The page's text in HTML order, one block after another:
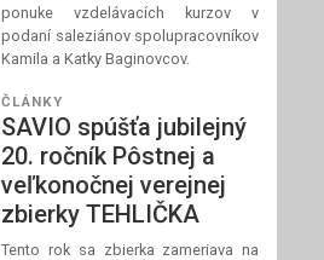
ponuke vzdelávacích kurzov v
podaní saleziánov spolupracovníkov
Kamila a Katky Baginovcov.
ČLÁNKY
SAVIO spúšťa jubilejný
20. ročník Pôstnej a
veľkonočnej verejnej
zbierky TEHLIČKA
Tento rok sa zbierka zameriava na